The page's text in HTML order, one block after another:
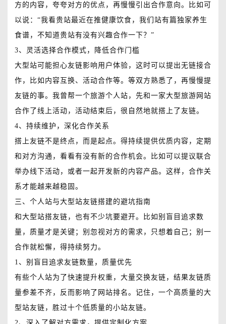
方的内容，夸夸对方的优点，再慢慢引出合作意向。比如可
以说：“我看贵站最近在推健康饮食，我们站有篇独家养生
食谱，不知道贵站有没有兴趣合作一下？”
3、灵活选择合作模式，降低合作门槛
大型站可能担心友链影响用户体验，这时可以提出无链接合
作，比如内容互换、活动合作等。等双方熟悉了，再慢慢提
友链的事。我曾帮一个旅游个人站，先和一家大型旅游网站
合作了线上活动，活动结束后，很自然地就搭上了友链。
4、持续维护，深化合作关系
搭上友链不是终点，而是起点。得持续提供优质内容，定期
和对方沟通，看看有没有新的合作机会。比如可以提议联合
举办线下活动，或者一起开发新的内容产品。这样，合作关
系才能越来越稳固。
三、个人站与大型站友链搭建的避坑指南
和大型站搭友链，也有不少坑要避开。比如别盲目追求数
量，质量才是关键；别忽视对方的需求，只想着自己；别一
合作就松懈，得持续努力。
1、别盲目追求友链数量，质量优先
有些个人站为了快速提升权重，大量交换友链，结果友链质
量参差不齐，反而影响了网站排名。记住，一个高质量的大
型站友链，胜过十个低质量的小站友链。